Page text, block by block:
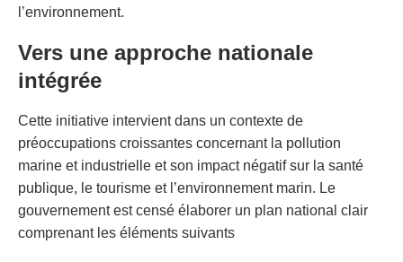
l’environnement.
Vers une approche nationale
intégrée
Cette initiative intervient dans un contexte de
préoccupations croissantes concernant la pollution
marine et industrielle et son impact négatif sur la santé
publique, le tourisme et l’environnement marin. Le
gouvernement est censé élaborer un plan national clair
comprenant les éléments suivants